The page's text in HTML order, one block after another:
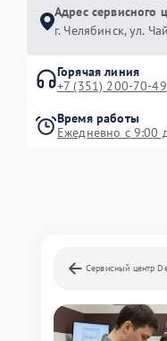
Адрес сервисного
г. Челябинск, ул.
Горячая линия
+7 (351) 200-70-49
Время работы
Ежедневно с 9:00
Сервисный центр